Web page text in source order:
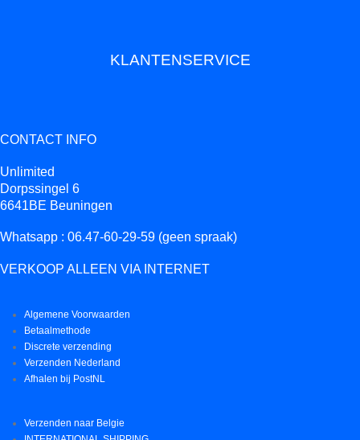
KLANTENSERVICE
CONTACT INFO
Unlimited
Dorpssingel 6
6641BE Beuningen
Whatsapp : 06.47-60-29-59 (geen spraak)
VERKOOP ALLEEN VIA INTERNET
Algemene Voorwaarden
Betaalmethode
Discrete verzending
Verzenden Nederland
Afhalen bij PostNL
Verzenden naar Belgie